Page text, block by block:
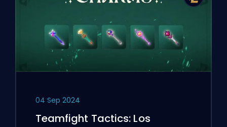
04 Sep 2024
Teamfight Tactics: Los